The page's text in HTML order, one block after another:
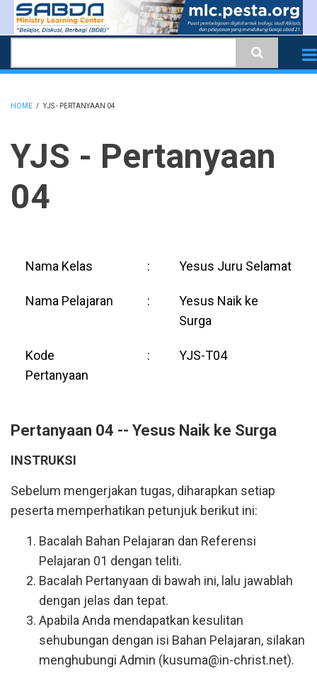
Skip
content
HOME / YJS - PERTANYAAN 04
YJS - Pertanyaan
04
Nama Kelas : Yesus Juru Selamat
Nama Pelajaran :
Yesus Naik ke
Surga
Kode
Pertanyaan
: YJS-T04
Pertanyaan 04 -- Yesus Naik ke Surga
INSTRUKSI
Sebelum mengerjakan tugas, diharapkan setiap
peserta memperhatikan petunjuk berikut ini:
Bacalah Bahan Pelajaran dan Referensi
Pelajaran 01 dengan teliti.
Bacalah Pertanyaan di bawah ini, lalu jawablah
dengan jelas dan tepat.
Apabila Anda mendapatkan kesulitan
sehubungan dengan isi Bahan Pelajaran, silakan
menghubungi Admin (kusuma@in-christ.net).